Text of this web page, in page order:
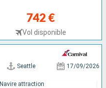
742 €
Vol disponible
Seattle 17/09/2026
Navire attraction